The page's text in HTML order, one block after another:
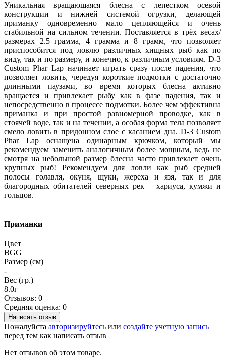
Уникальная вращающаяся блесна с лепестком осевой
конструкции и нижней системой огрузки, делающей
приманку одновременно мало цепляющейся и очень
стабильной на сильном течении. Поставляется в трёх весах/
размерах 2.5 грамма, 4 грамма и 8 грамм, что позволяет
приспособится под ловлю различных хищных рыб как по
виду, так и по размеру, и конечно, к различным условиям. D-3
Custom Phar Lap начинает играть сразу после падения, что
позволяет ловить, чередуя короткие подмотки с достаточно
длинными паузами, во время которых блесна активно
вращается и привлекает рыбу как в фазе падения, так и
непосредственно в процессе подмотки. Более чем эффективна
приманка и при простой равномерной проводке, как в
стоячей воде, так и на течении, а особая форма тела позволяет
смело ловить в придонном слое с касанием дна. D-3 Custom
Phar Lap оснащена одинарным крючком, который мы
рекомендуем заменить аналогичным более мощным, ведь не
смотря на небольшой размер блесна часто привлекает очень
крупных рыб! Рекомендуем для ловли как рыб средней
полосы голавля, окуня, щуки, жереха и язя, так и для
благородных обитателей северных рек – хариуса, кумжи и
гольцов.
Приманки
Цвет
BGG
Размер (см)
-
Вес (гр.)
8.0г
Отзывов: 0
Средняя оценка: 0
Написать отзыв
Пожалуйста авторизируйтесь или создайте учетную запись
перед тем как написать отзыв
Нет отзывов об этом товаре.